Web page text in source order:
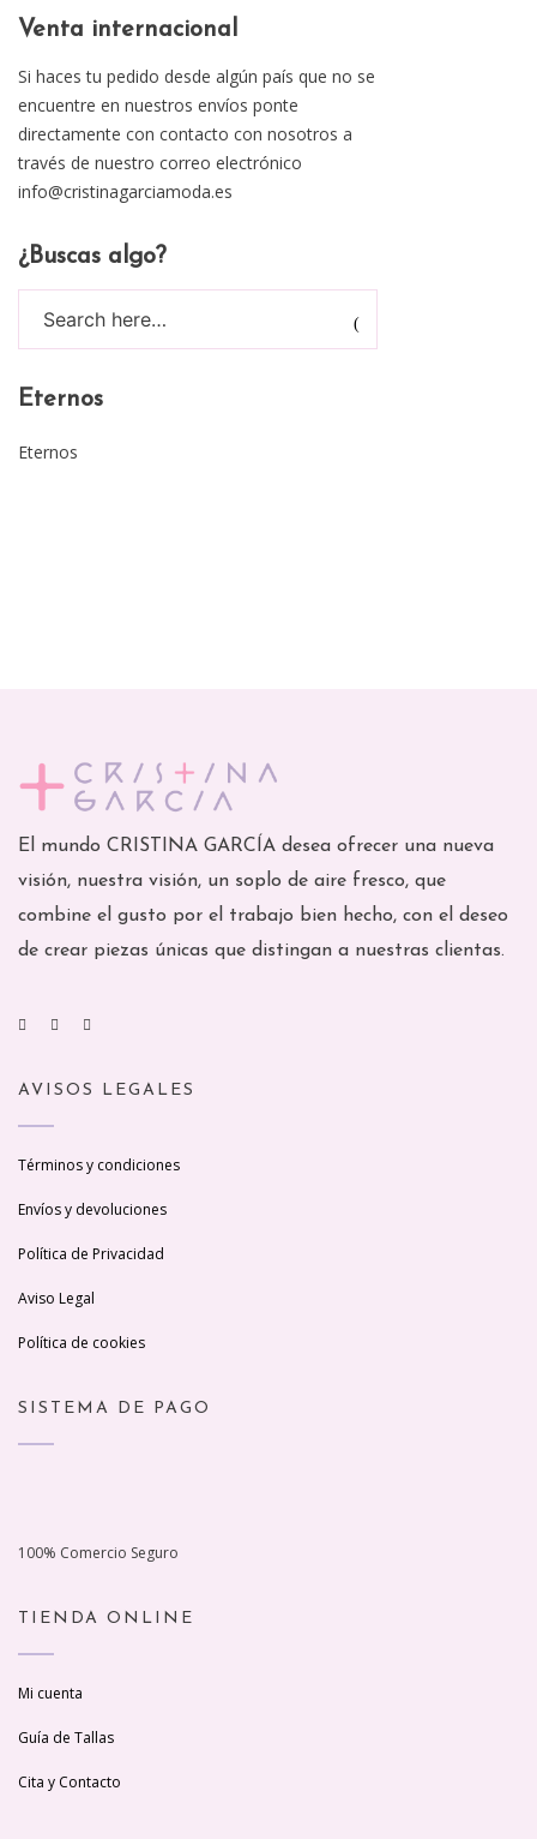
Venta internacional
Si haces tu pedido desde algún país que no se
encuentre en nuestros envíos ponte
directamente con contacto con nosotros a
través de nuestro correo electrónico
info@cristinagarciamoda.es
¿Buscas algo?
Eternos
Eternos
El mundo CRISTINA GARCÍA desea ofrecer una nueva
visión, nuestra visión, un soplo de aire fresco, que
combine el gusto por el trabajo bien hecho, con el deseo
de crear piezas únicas que distingan a nuestras clientas.
AVISOS LEGALES
Términos y condiciones
Envíos y devoluciones
Política de Privacidad
Aviso Legal
Política de cookies
SISTEMA DE PAGO
100% Comercio Seguro
TIENDA ONLINE
Mi cuenta
Guía de Tallas
Cita y Contacto